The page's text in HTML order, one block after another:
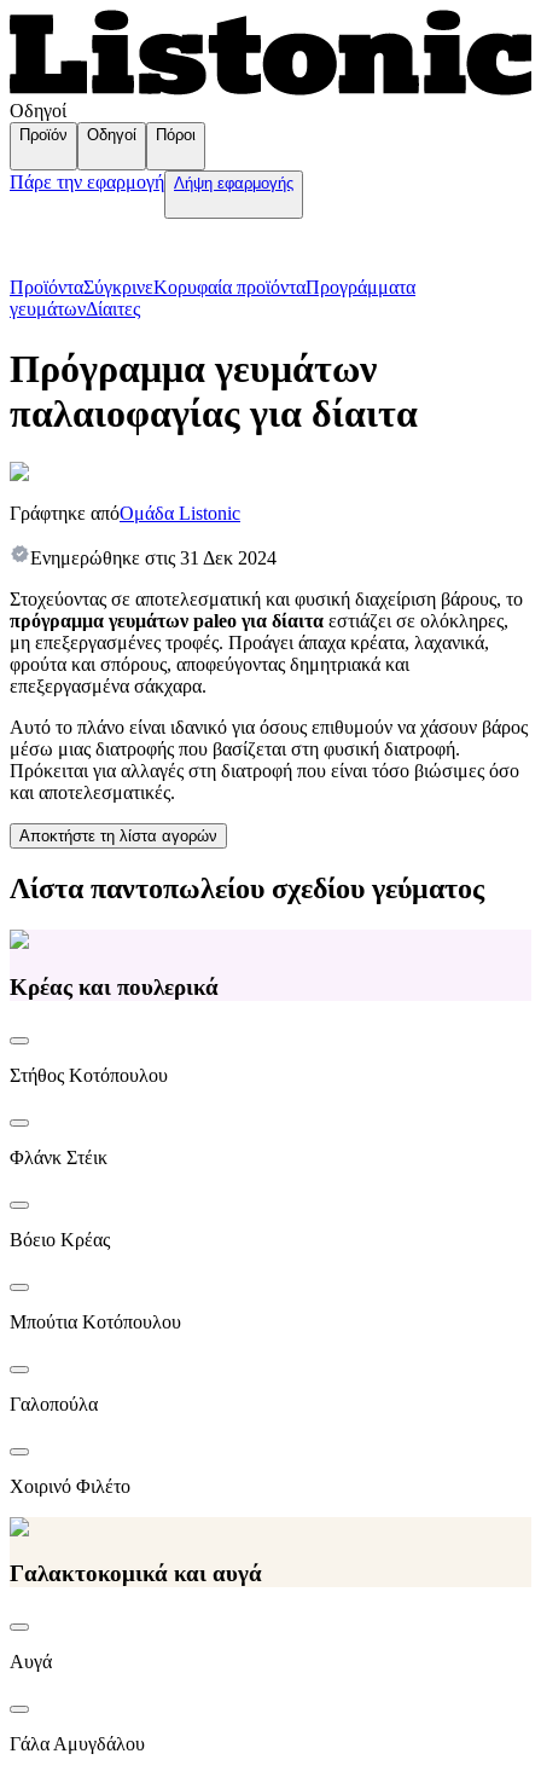
Οδηγοί
Προϊόν Οδηγοί Πόροι
Πάρε την εφαρμογή Λήψη εφαρμογής
ΠροϊόνταΣύγκρινεΚορυφαία προϊόνταПρογράμματα
γευμάτωνΔίαιτες
Πρόγραμμα γευμάτων
παλαιοφαγίας για δίαιτα
Γράφτηκε απόΟμάδα Listonic
Ενημερώθηκε στις 31 Δεκ 2024
Στοχεύοντας σε αποτελεσματική και φυσική διαχείριση βάρους, το
πρόγραμμα γευμάτων paleo για δίαιτα εστιάζει σε ολόκληρες,
μη επεξεργασμένες τροφές. Προάγει άπαχα κρέατα, λαχανικά,
φρούτα και σπόρους, αποφεύγοντας δημητριακά και
επεξεργασμένα σάκχαρα.
Αυτό το πλάνο είναι ιδανικό για όσους επιθυμούν να χάσουν βάρος
μέσω μιας διατροφής που βασίζεται στη φυσική διατροφή.
Πρόκειται για αλλαγές στη διατροφή που είναι τόσο βιώσιμες όσο
και αποτελεσματικές.
Αποκτήστε τη λίστα αγορών
Λίστα παντοπωλείου σχεδίου γεύματος
Κρέας και πουλερικά
Στήθος Κοτόπουλου
Φλάνκ Στέικ
Βόειο Κρέας
Μπούτια Κοτόπουλου
Γαλοπούλα
Χοιρινό Φιλέτο
Γαλακτοκομικά και αυγά
Αυγά
Γάλα Αμυγδάλου